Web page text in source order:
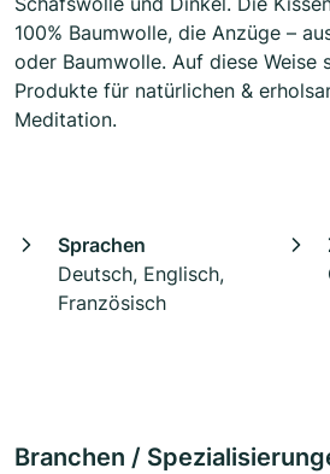
100% Baumwolle, die Anzüge –
oder Baumwolle. Auf diese Weise
Produkte für natürlichen &
Meditation.
Sprachen
Deutsch, Englisch,
Französisch
Branchen /